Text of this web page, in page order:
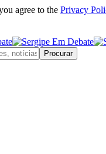
agree to the Privacy